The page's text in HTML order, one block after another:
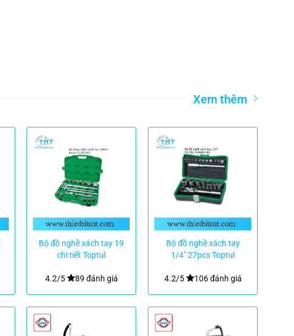
Xem thêm
Bộ đồ nghề xách tay 19
chi tiết Toptul
4.2/5
89 đánh giá
Bộ đồ nghề xách tay
1/4″ 27pcs Toptul
4.2/5
106 đánh giá